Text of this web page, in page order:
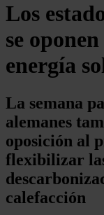
Los
se
energía
La semana
alemanes
oposición al
flexibilizar
calefacción